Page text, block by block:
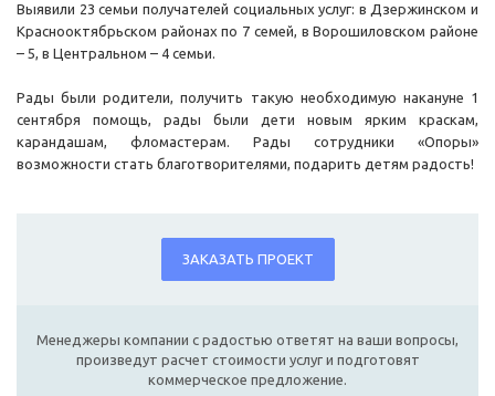
Выявили 23 семьи получателей социальных услуг: в Дзержинском и
Краснооктябрьском районах по 7 семей, в Ворошиловском районе
– 5, в Центральном – 4 семьи.
Рады были родители, получить такую необходимую накануне 1
сентября помощь, рады были дети новым ярким краскам,
карандашам, фломастерам. Рады сотрудники «Опоры»
возможности стать благотворителями, подарить детям радость!
ЗАКАЗАТЬ ПРОЕКТ
Менеджеры компании с радостью ответят на ваши вопросы,
произведут расчет стоимости услуг и подготовят
коммерческое предложение.